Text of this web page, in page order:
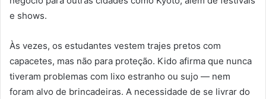
e shows.
Às vezes, os estudantes vestem trajes pretos com
capacetes, mas não para proteção. Kido afirma que nunca
tiveram problemas com lixo estranho ou sujo — nem
foram alvo de brincadeiras. A necessidade de se livrar do